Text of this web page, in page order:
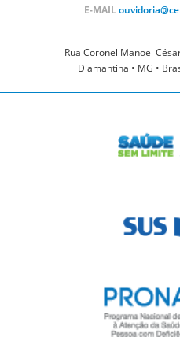
E-MAIL
Rua Coronel Manoel
Diamantina • MG •